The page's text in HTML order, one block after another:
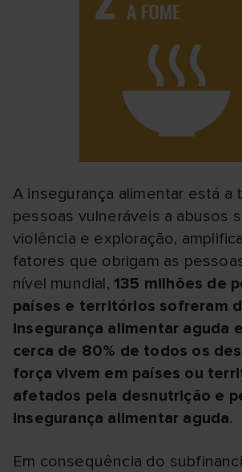
A insegurança alimentar está a
pessoas vulneráveis a abusos
violência e exploração,
fatores que obrigam as
nível mundial, 135 milhões de
países e territórios sofreram
insegurança alimentar aguda
cerca de 80% de todos os
força vivem em países ou
afetados pela desnutrição e
insegurança alimentar aguda.
Em consequência do